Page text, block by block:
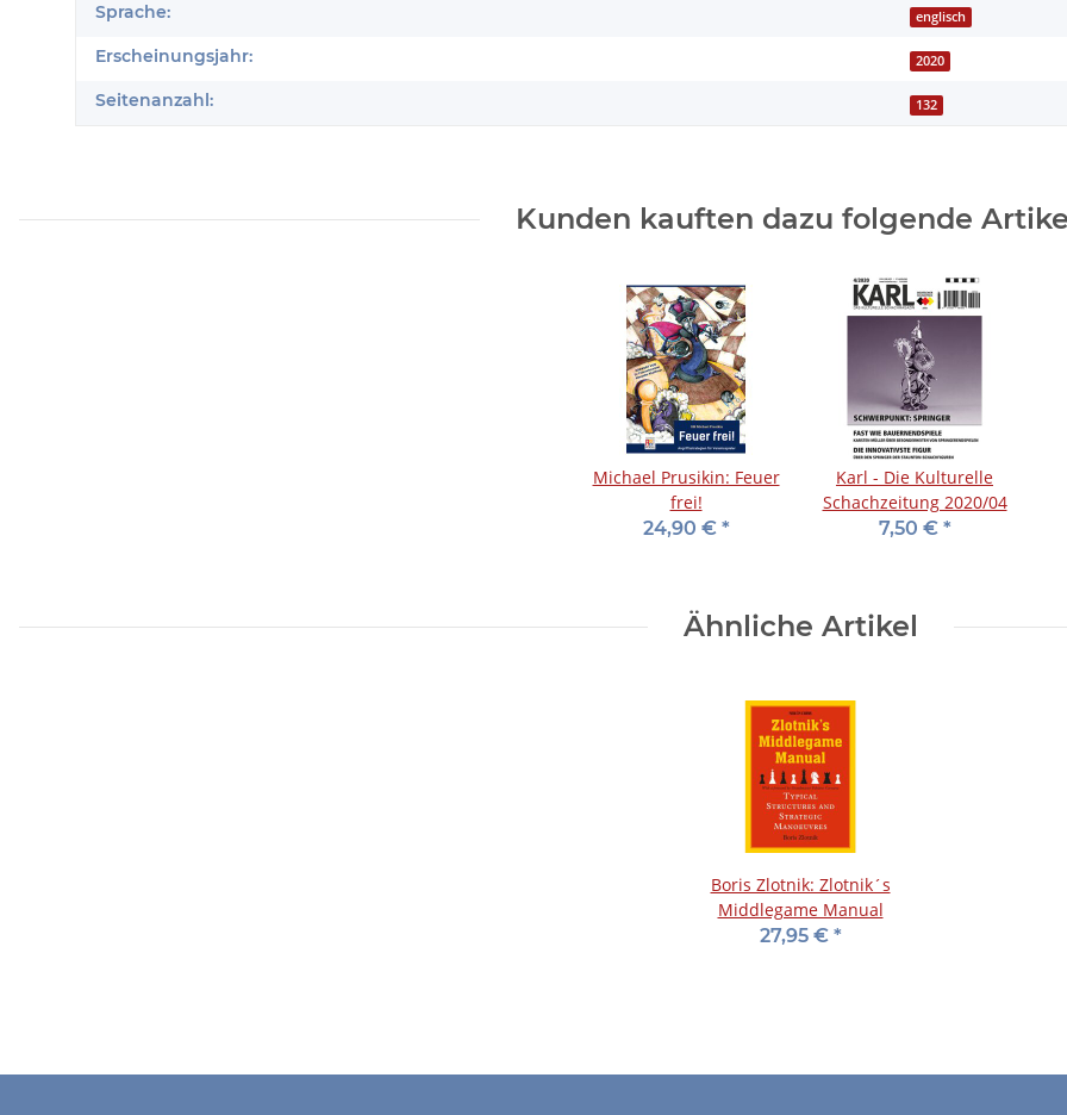
Sprache: englisch
Erscheinungsjahr: 2020
Seitenanzahl: 132
Kunden kauften dazu folgende
Michael Prusikin: Feuer
frei!
24,90 € *
Karl - Die Kulturelle
Schachzeitung 2020/04
7,50 € *
Ähnliche Artikel
Boris Zlotnik: Zlotnik´s
Middlegame Manual
27,95 € *